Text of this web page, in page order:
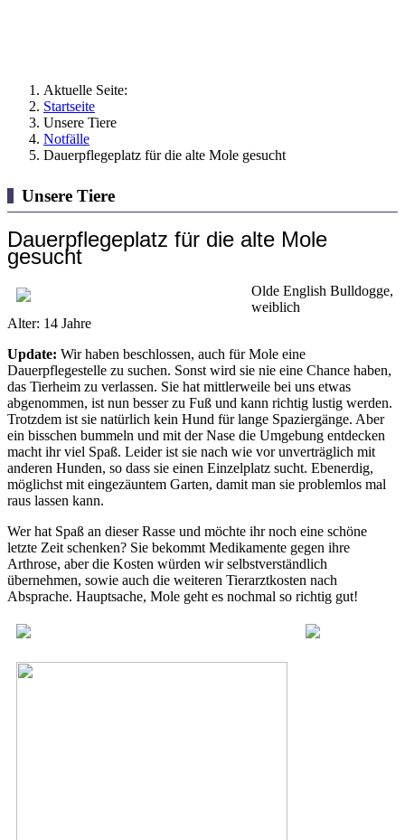
Aktuelle Seite:
Startseite
Unsere Tiere
Notfälle
Dauerpflegeplatz für die alte Mole gesucht
Unsere Tiere
Dauerpflegeplatz für die alte Mole
gesucht
Olde English Bulldogge,
weiblich
Alter: 14 Jahre
Update: Wir haben beschlossen, auch für Mole eine
Dauerpflegestelle zu suchen. Sonst wird sie nie eine Chance haben,
das Tierheim zu verlassen. Sie hat mittlerweile bei uns etwas
abgenommen, ist nun besser zu Fuß und kann richtig lustig werden.
Trotzdem ist sie natürlich kein Hund für lange Spaziergänge. Aber
ein bisschen bummeln und mit der Nase die Umgebung entdecken
macht ihr viel Spaß. Leider ist sie nach wie vor unverträglich mit
anderen Hunden, so dass sie einen Einzelplatz sucht. Ebenerdig,
möglichst mit eingezäuntem Garten, damit man sie problemlos mal
raus lassen kann.
Wer hat Spaß an dieser Rasse und möchte ihr noch eine schöne
letzte Zeit schenken? Sie bekommt Medikamente gegen ihre
Arthrose, aber die Kosten würden wir selbstverständlich
übernehmen, sowie auch die weiteren Tierarztkosten nach
Absprache. Hauptsache, Mole geht es nochmal so richtig gut!